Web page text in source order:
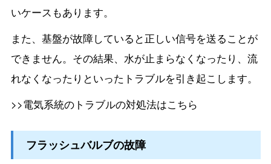
いケースもあります。
また、基盤が故障していると正しい信号を送ることが
できません。その結果、水が止まらなくなったり、流
れなくなったりといったトラブルを引き起こします。
>>電気系統のトラブルの対処法はこちら
フラッシュバルブの故障